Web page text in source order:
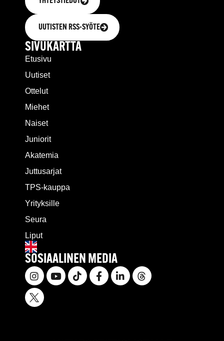
UUTISTEN RSS-SYÖTE
SIVUKARTTA
Etusivu
Uutiset
Ottelut
Miehet
Naiset
Juniorit
Akatemia
Juttusarjat
TPS-kauppa
Yrityksille
Seura
Liput
SOSIAALINEN MEDIA